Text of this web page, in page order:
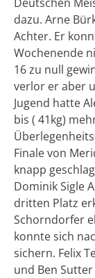
dazu. Arne
Achter. Er
Wochenende
16 zu null
verlor er aber
Jugend hatte
bis ( 41kg)
Finale von
knapp
Dominik Sigle
dritten Platz
Schorndorfer
konnte sich
sichern. Felix
und Ben